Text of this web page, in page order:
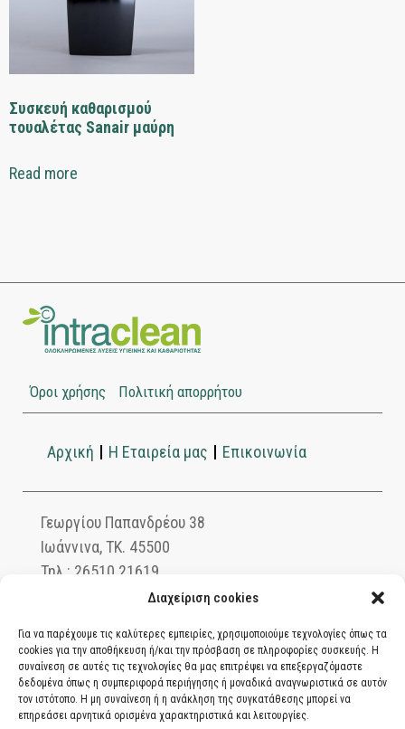
Διαχείριση cookies
Για να παρέχουμε τις καλύτερες εμπειρίες, χρησιμοποιούμε τεχνολογίες όπως τα
cookies για την αποθήκευση ή/και την πρόσβαση σε πληροφορίες συσκευής. Η
συναίνεση σε αυτές τις τεχνολογίες θα μας επιτρέψει να επεξεργαζόμαστε
δεδομένα όπως η συμπεριφορά περιήγησης ή μοναδικά αναγνωριστικά σε αυτόν
τον ιστότοπο. Η μη συναίνεση ή η ανάκληση της συγκατάθεσης μπορεί να
επηρεάσει αρνητικά ορισμένα χαρακτηριστικά και λειτουργίες.
Συσκευή καθαρισμού
τουαλέτας Sanair μαύρη
Read more
Όροι χρήσης Πολιτική απορρήτου
Αρχική Η Εταιρεία μας Επικοινωνία
Γεωργίου Παπανδρέου 38
Ιωάννινα, ΤΚ. 45500
Τηλ.: 26510 21619
info@intraclean.gr
Ασφαλείς συναλλαγές μέσω PayPal. Πληρώστε
με χρεωστική ή πιστωτική κάρτα, αντικαταβολή
ή κατάθεση σε τραπεζικό λογαριασμό